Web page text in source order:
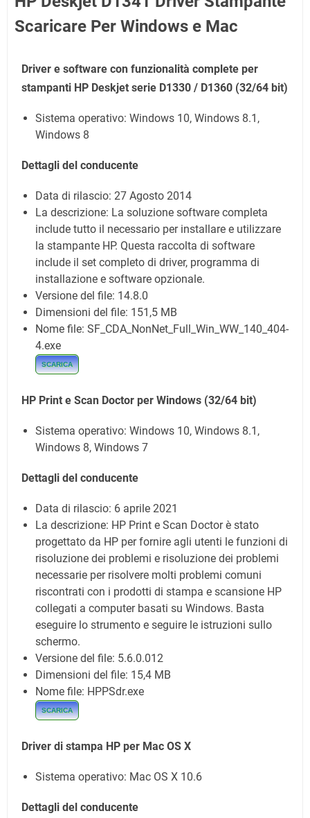
Scaricare Per Windows e Mac
Driver e software con funzionalità complete per
stampanti HP Deskjet serie D1330 / D1360 (32/64 bit)
Sistema operativo: Windows 10, Windows 8.1,
Windows 8
Dettagli del conducente
Data di rilascio: 27 Agosto 2014
La descrizione: La soluzione software completa
include tutto il necessario per installare e utilizzare
la stampante HP. Questa raccolta di software
include il set completo di driver, programma di
installazione e software opzionale.
Versione del file: 14.8.0
Dimensioni del file: 151,5 MB
Nome file: SF_CDA_NonNet_Full_Win_WW_140_404-
4.exe
SCARICA
HP Print e Scan Doctor per Windows (32/64 bit)
Sistema operativo: Windows 10, Windows 8.1,
Windows 8, Windows 7
Dettagli del conducente
Data di rilascio: 6 aprile 2021
La descrizione: HP Print e Scan Doctor è stato
progettato da HP per fornire agli utenti le funzioni di
risoluzione dei problemi e risoluzione dei problemi
necessarie per risolvere molti problemi comuni
riscontrati con i prodotti di stampa e scansione HP
collegati a computer basati su Windows. Basta
eseguire lo strumento e seguire le istruzioni sullo
schermo.
Versione del file: 5.6.0.012
Dimensioni del file: 15,4 MB
Nome file: HPPSdr.exe
SCARICA
Driver di stampa HP per Mac OS X
Sistema operativo: Mac OS X 10.6
Dettagli del conducente